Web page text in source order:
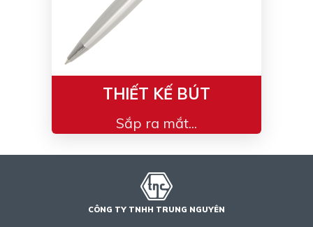
THIẾT KẾ BÚT
Sắp ra mắt...
CÔNG TY TNHH TRUNG NGUYÊN